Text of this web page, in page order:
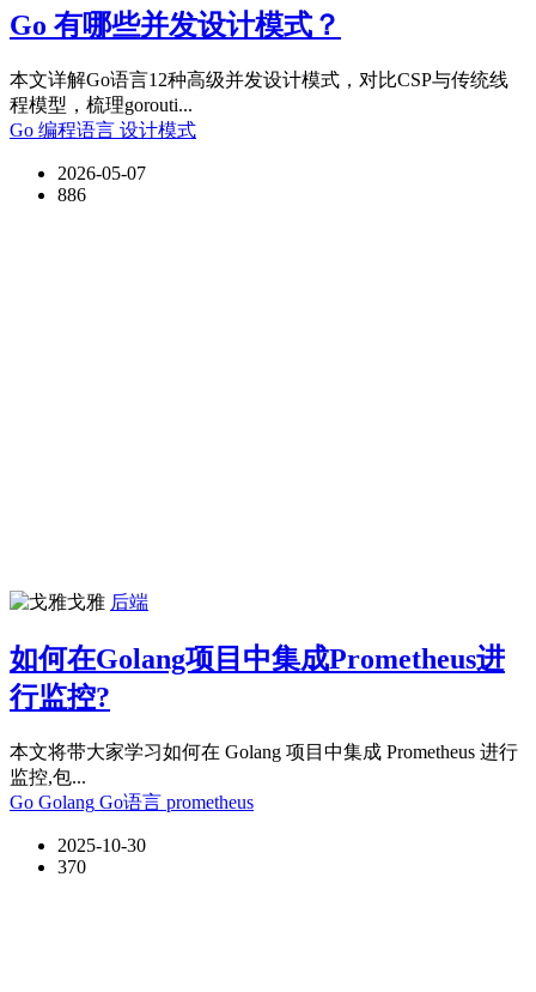
Go 有哪些并发设计模式？
本文详解Go语言12种高级并发设计模式，对比CSP与传统线
程模型，梳理gorouti...
Go 编程语言 设计模式
2026-05-07
886
戈雅 后端
如何在Golang项目中集成Prometheus进
行监控?
本文将带大家学习如何在 Golang 项目中集成 Prometheus 进行
监控,包...
Go Golang Go语言 prometheus
2025-10-30
370